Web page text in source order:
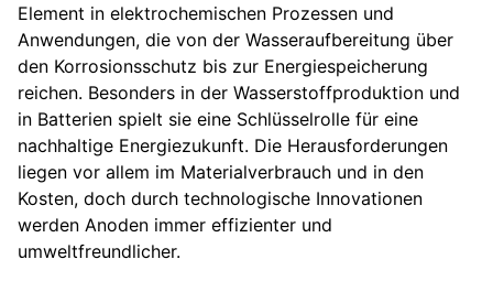
Element in elektrochemischen Prozessen und
Anwendungen, die von der Wasseraufbereitung über
den Korrosionsschutz bis zur Energiespeicherung
reichen. Besonders in der Wasserstoffproduktion und
in Batterien spielt sie eine Schlüsselrolle für eine
nachhaltige Energiezukunft. Die Herausforderungen
liegen vor allem im Materialverbrauch und in den
Kosten, doch durch technologische Innovationen
werden Anoden immer effizienter und
umweltfreundlicher.